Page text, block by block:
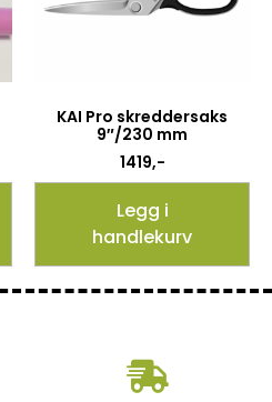
KAI Pro skreddersaks
9″/230 mm
1419,-
Legg i
handlekurv